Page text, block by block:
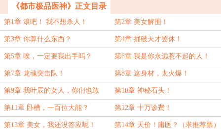
《都市极品医神》正文目录
第1章 滚吧！ 我不想杀人！ 第2章 美女解围！
第3章 你算什么东西？ 第4章 捅破天才罢休！
第5章 唉，一定要我出手吗？ 第6章 我是你永远惹不起的人！
第7章 龙魂突击队！ 第8章 这身材，太火爆！
第9章 我叶辰的女人，你们也敢
动？
第10章 神秘石头！
第11章 卧槽，一百位大能？ 第12章 十万诊费！
第13章 美女，我还没答应呢！ 第14章 天价！庸医？（求推荐票）